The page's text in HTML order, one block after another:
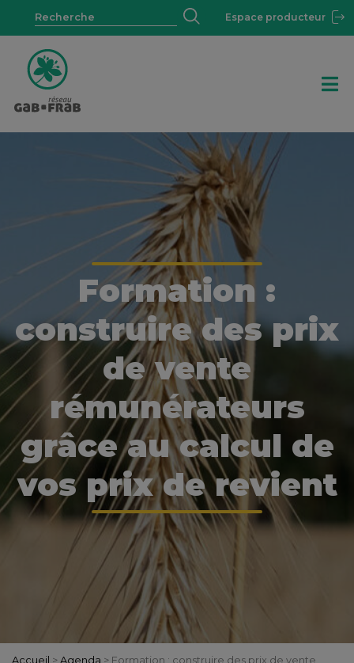
Espace producteur
Formation :
construire des prix
de vente
rémunérateurs
grâce au calcul de
vos prix de revient
Accueil > Agenda > Formation : construire des prix de vente